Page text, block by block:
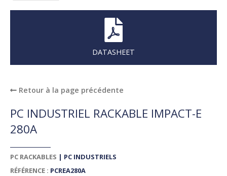
DATASHEET
Retour à la page précédente
PC INDUSTRIEL RACKABLE IMPACT-E
280A
PC RACKABLES | PC INDUSTRIELS
RÉFÉRENCE : PCREA280A